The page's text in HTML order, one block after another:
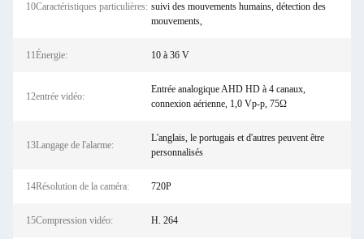
10Caractéristiques particulières: suivi des mouvements humains, détection des
mouvements,
11Énergie: 10 à 36 V
12entrée vidéo:
Entrée analogique AHD HD à 4 canaux,
connexion aérienne, 1,0 Vp-p, 75Ω
13Langage de l'alarme:
L'anglais, le portugais et d'autres peuvent être
personnalisés
14Résolution de la caméra: 720P
15Compression vidéo: H. 264